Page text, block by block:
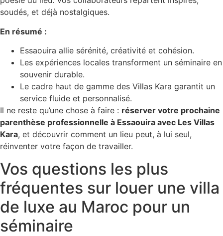
soudés, et déjà nostalgiques.
En résumé :
Essaouira allie sérénité, créativité et cohésion.
Les expériences locales transforment un séminaire en
souvenir durable.
Le cadre haut de gamme des Villas Kara garantit un
service fluide et personnalisé.
Il ne reste qu’une chose à faire : réserver votre prochaine
parenthèse professionnelle à Essaouira avec Les Villas
Kara, et découvrir comment un lieu peut, à lui seul,
réinventer votre façon de travailler.
Vos questions les plus
fréquentes sur louer une villa
de luxe au Maroc pour un
séminaire